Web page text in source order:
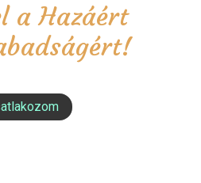
a Hazáért